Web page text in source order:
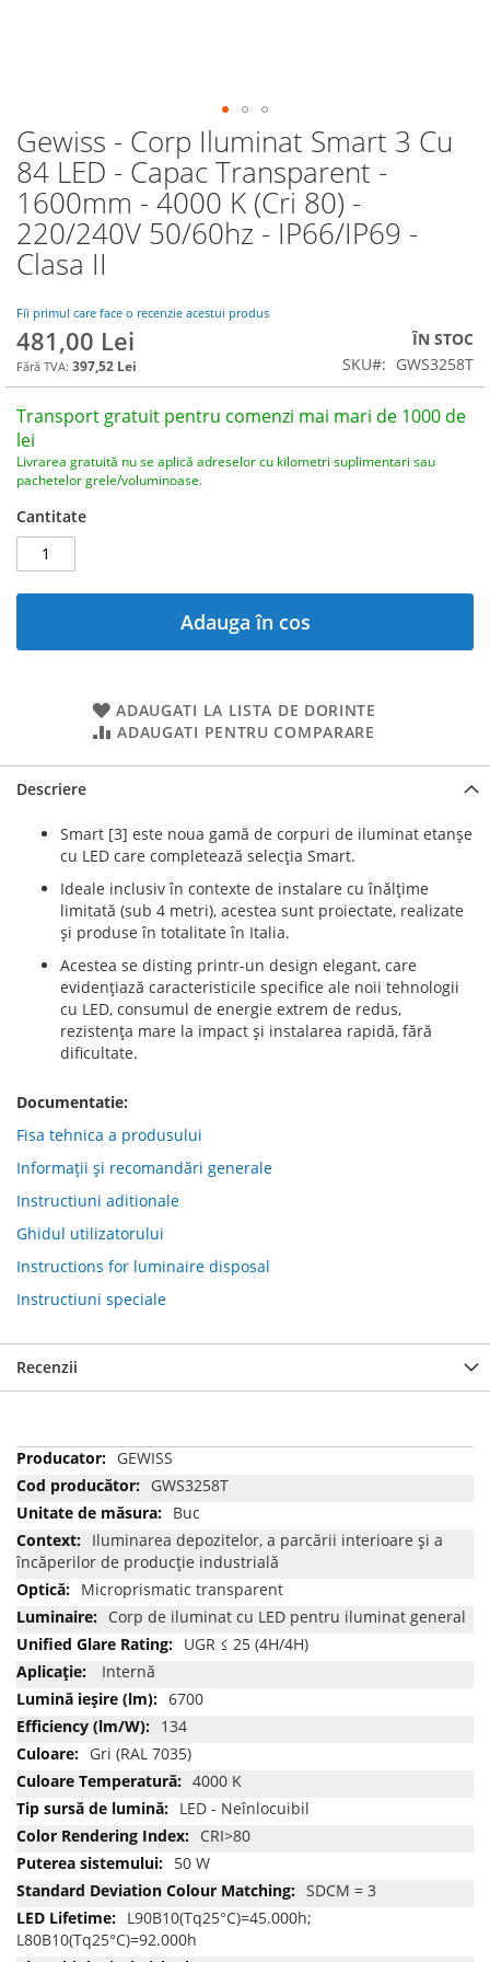
Gewiss - Corp Iluminat Smart 3 Cu
84 LED - Capac Transparent -
1600mm - 4000 K (Cri 80) -
220/240V 50/60hz - IP66/IP69 -
Clasa II
Fii primul care face o recenzie acestui produs
481,00 Lei
397,52 Lei
ÎN STOC
SKU
GWS3258T
Transport gratuit pentru comenzi mai mari de 1000 de
lei
Livrarea gratuită nu se aplică adreselor cu kilometri suplimentari sau
pachetelor grele/voluminoase.
Cantitate
Adauga în cos
ADAUGATI LA LISTA DE DORINTE
ADAUGATI PENTRU COMPARARE
Skip
to
the
beginning
of
the
images
Descriere
Smart [3] este noua gamă de corpuri de iluminat etanşe
cu LED care completează selecţia Smart.
Ideale inclusiv în contexte de instalare cu înălţime
limitată (sub 4 metri), acestea sunt proiectate, realizate
şi produse în totalitate în Italia.
Acestea se disting printr-un design elegant, care
evidenţiază caracteristicile specifice ale noii tehnologii
cu LED, consumul de energie extrem de redus,
rezistenţa mare la impact şi instalarea rapidă, fără
dificultate.
Documentatie:
Fisa tehnica a produsului
Informații și recomandări generale
Instructiuni aditionale
Ghidul utilizatorului
Instructions for luminaire disposal
Instructiuni speciale
Recenzii
Mai
multe
informatii
GEWISS
GWS3258T
Buc
Iluminarea depozitelor, a parcării interioare și a
încăperilor de producție industrială
Microprismatic transparent
Corp de iluminat cu LED pentru iluminat general
UGR ≤ 25 (4H/4H)
Internă
6700
134
Gri (RAL 7035)
4000 K
LED - Neînlocuibil
CRI>80
50 W
SDCM = 3
L90B10(Tq25°C)=45.000h;
L80B10(Tq25°C)=92.000h